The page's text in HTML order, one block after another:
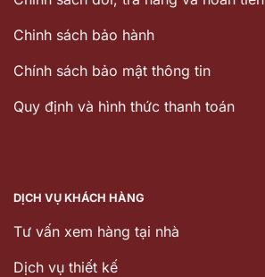
Chinh sách bảo hành
Chính sách bảo mật thông tin
Quy định và hình thức thanh toán
DỊCH VỤ KHÁCH HÀNG
Tư vấn xem hàng tại nhà
Dịch vụ thiết kế